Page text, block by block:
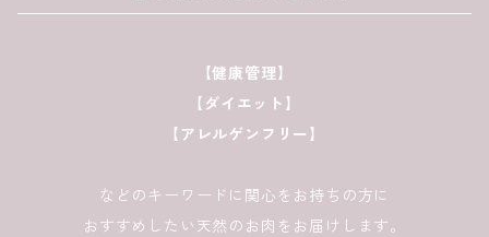
【健康管理】
【ダイエット】
【アレルゲンフリー】
などのキーワードに関心をお持ちの方に
おすすめしたい天然のお肉をお届けします。